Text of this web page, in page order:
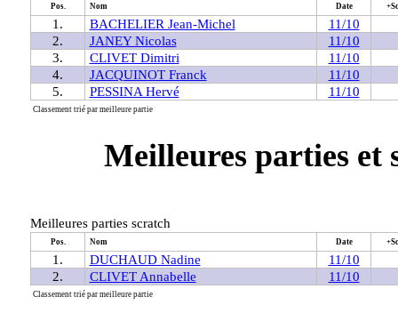
Pos. Nom Date
1. BACHELIER Jean-Michel
11/10
2.
JANEY Nicolas
11/10
3.
CLIVET Dimitri
11/10
4.
JACQUINOT Franck
11/10
5.
PESSINA Hervé 11/10
Classement trié par meilleure partie
Meilleures parties et
Meilleures parties scratch
Pos. Nom Date
1. DUCHAUD Nadine
11/10
2.
CLIVET Annabelle 11/10
Classement trié par meilleure partie